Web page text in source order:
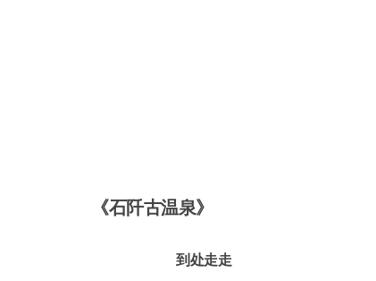
《石阡古温泉》
到处走走